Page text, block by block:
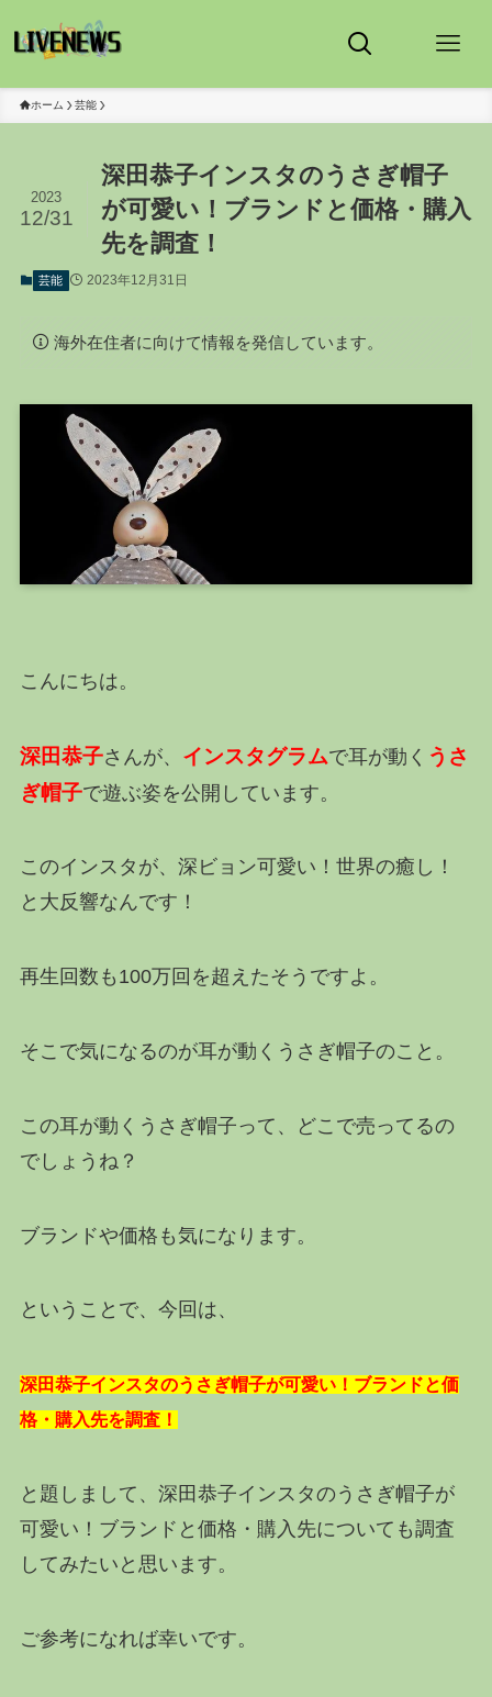
ホーム 芸能
深田恭子インスタのうさぎ帽子
が可愛い！ブランドと価格・購入
先を調査！
2023
12/31
芸能 2023年12月31日
海外在住者に向けて情報を発信しています。
こんにちは。
深田恭子さんが、 インスタグラムで耳が動く うさ
ぎ帽子で遊ぶ姿を公開しています。
このインスタが、深ビョン可愛い！世界の癒し！
と大反響なんです！
再生回数も100万回を超えたそうですよ。
そこで気になるのが耳が動くうさぎ帽子のこと。
この耳が動くうさぎ帽子って、どこで売ってるの
でしょうね？
ブランドや価格も気になります。
ということで、今回は、
深田恭子インスタのうさぎ帽子が可愛い！ブランドと価
格・購入先を調査！
と題しまして、深田恭子インスタのうさぎ帽子が
可愛い！ブランドと価格・購入先についても調査
してみたいと思います。
ご参考になれば幸いです。